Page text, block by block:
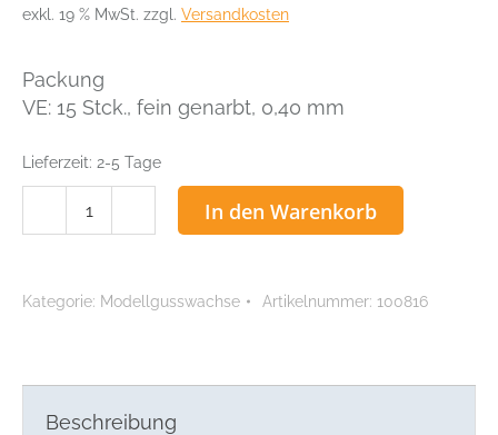
exkl. 19 % MwSt. zzgl. Versandkosten
Packung
VE: 15 Stck., fein genarbt, 0,40 mm
Lieferzeit: 2-5 Tage
Modellgusswachsplatten
In den Warenkorb
Kategorie: Modellgusswachse Artikelnummer: 100816
Beschreibung